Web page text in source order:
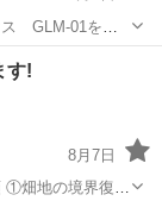
GLM-01を探
遠い場所だと取
す!
8月7日